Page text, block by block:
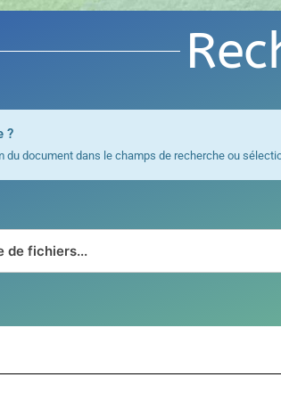
?
du document dans le champs de recherche ou